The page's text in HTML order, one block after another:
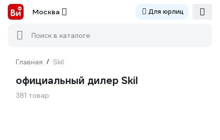
Москва Для юрлиц
Поиск в каталоге
Главная / Skil
официальный дилер Skil
381 товар